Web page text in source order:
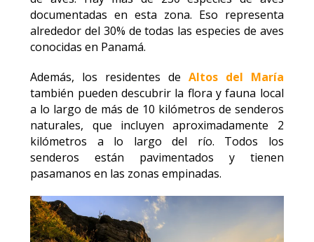
documentadas en esta zona. Eso representa
alrededor del 30% de todas las especies de aves
conocidas en Panamá.
Además, los residentes de Altos del María
también pueden descubrir la flora y fauna local
a lo largo de más de 10 kilómetros de senderos
naturales, que incluyen aproximadamente 2
kilómetros a lo largo del río. Todos los
senderos están pavimentados y tienen
pasamanos en las zonas empinadas.